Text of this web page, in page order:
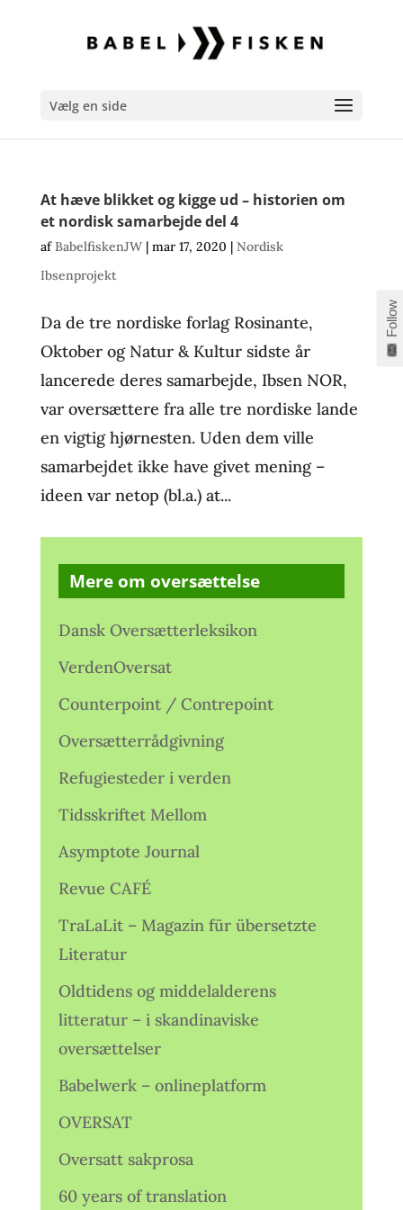
Vælg en side
At hæve blikket og kigge ud – historien om
et nordisk samarbejde del 4
afBabelfiskenJW| mar 17, 2020 | Nordisk
Ibsenprojekt
Da de tre nordiske forlag Rosinante,
Oktober og Natur & Kultur sidste år
lancerede deres samarbejde, Ibsen NOR,
var oversættere fra alle tre nordiske lande
en vigtig hjørnesten. Uden dem ville
samarbejdet ikke have givet mening –
ideen var netop (bl.a.) at...
Mere om oversættelse
Dansk Oversætterleksikon
VerdenOversat
Counterpoint / Contrepoint
Oversætterrådgivning
Refugiesteder i verden
Tidsskriftet Mellom
Asymptote Journal
Revue CAFÉ
TraLaLit – Magazin für übersetzte
Literatur
Oldtidens og middelalderens
litteratur – i skandinaviske
oversættelser
Babelwerk – onlineplatform
OVERSAT
Oversatt sakprosa
60 years of translation
Follow